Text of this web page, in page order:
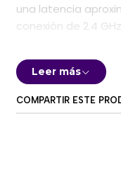
una latencia
conexión de 2.4 GHz.
y profesional, ideal
escritorios
iluminación RGB.
Leer más
COMPARTIR ESTE